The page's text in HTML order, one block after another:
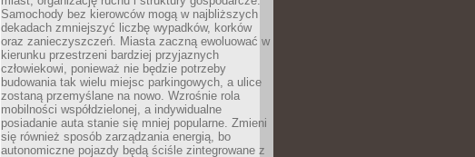
Samochody bez kierowców mogą w najbliższych
dekadach zmniejszyć liczbę wypadków, korków
oraz zanieczyszczeń. Miasta zaczną ewoluować w
kierunku przestrzeni bardziej przyjaznych
człowiekowi, ponieważ nie będzie potrzeby
budowania tak wielu miejsc parkingowych, a ulice
zostaną przemyślane na nowo. Wzrośnie rola
mobilności współdzielonej, a indywidualne
posiadanie auta stanie się mniej popularne. Zmieni
się również sposób zarządzania energią, bo
autonomiczne pojazdy będą ściśle zintegrowane z